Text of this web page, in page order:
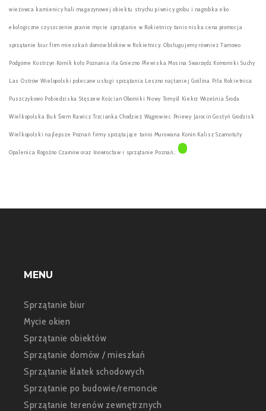
wieżowca kamienicy hali magazynowej obiektu strychu piwnicy grobu i nagrobka eko
ekologiczne czyszczenie pranie mycie sprzątanie w Rokietnicy tanio niska cena promocja
sprzątanie biur firm mieszkań domów bloków w Rokietnicy. Obsługujemy również Tarnowo
Podgórne Kostrzyn Kórnik koło Poznania iła Gniezno Plewiska Mosina Swarzędz Komorniki Suchy
Las Ostrów Wielopolski polecane usługi sprzątania Leszno najtaniej Goślina Piła Rokietnica
Puszczykowo Pobiedziska Stęszew Kościan Oborniki Nowy Tomyśl Kiekrz Września Środa
Wielkopolska Buk Śrem Rawicz Trzcianka Chodzież Wągrowiec Pniewy Jarocin Gostyń Grodzisk
Wielkopolski najlepsze Poznań firmy sprzątające tanio Murowana Konin Kalisz Szamotuły
Opalenica Rogoźno Czarnów oraz Inowrocław i sprzątanie Poznań.:
MENU
Sprzątanie biur
Mycie okien
Sprzątanie obiektów
Sprzątanie domów / mieszkań
Sprzątanie klatek schodowych
Sprzątanie po budowie/remoncie
Sprzątanie terenów zewnętrznych